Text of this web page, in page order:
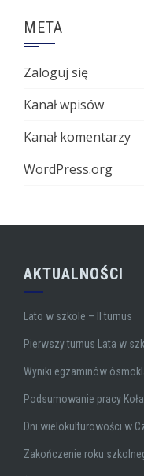
META
Zaloguj się
Kanał wpisów
Kanał komentarzy
WordPress.org
AKTUALNOŚCI
Lato w szkole – II turnus
Pierwszy turnus Lata w
Wyniki egzaminów
Podsumowanie pracy
Dni wielokulturowości w
Zakończenie roku